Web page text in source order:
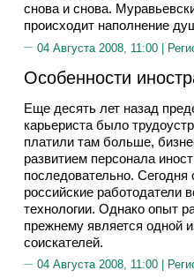
снова и снова.
происходит наполнение
04 Августа 2008, 11:00 |
Особенности
Еще десять лет назад
карьериста было
платили там больше,
развитием персонала
последовательно. Сегодня
российские работодатели
технологии. Однако опыт
прежнему является одной
соискателей.
04 Августа 2008, 11:00 |